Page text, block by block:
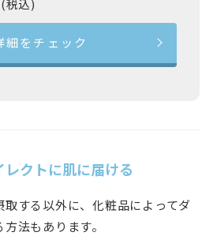
税込)
細をチェック
クトに肌に届ける
する以外に、化粧品によってダ
法もあります。